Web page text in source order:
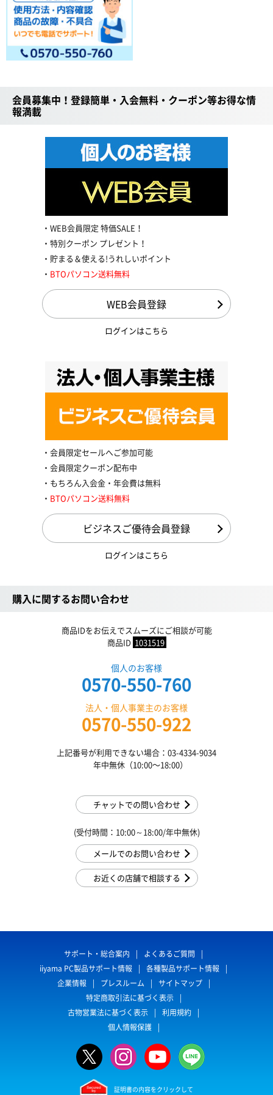
会員募集中！登録簡単・入会無料・クーポン等お得な情
報満載
WEB会員限定 特価SALE！
特別クーポン プレゼント！
貯まる＆使える!うれしいポイント
BTOパソコン送料無料
WEB会員登録
ログインはこちら
会員限定セールへご参加可能
会員限定クーポン配布中
もちろん入会金・年会費は無料
BTOパソコン送料無料
ビジネスご優待会員登録
ログインはこちら
購入に関するお問い合わせ
商品IDをお伝えでスムーズにご相談が可能
商品ID 1031519
個人のお客様
0570-550-760
法人・個人事業主のお客様
0570-550-922
上記番号が利用できない場合：03-4334-9034
年中無休（10:00〜18:00）
チャットでの問い合わせ
(受付時間：10:00～18:00/年中無休)
メールでのお問い合わせ
お近くの店舗で相談する
サポート・総合案内
よくあるご質問
iiyama PC製品サポート情報
各種製品サポート情報
企業情報
プレスルーム
サイトマップ
特定商取引法に基づく表示
古物営業法に基づく表示
利用規約
個人情報保護
証明書の内容をクリックして